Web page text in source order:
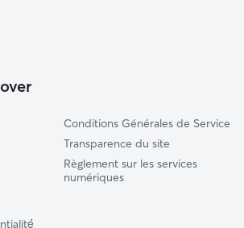
la-Place
Conditions Générales de Service
Transparence du site
Règlement sur les services
numériques